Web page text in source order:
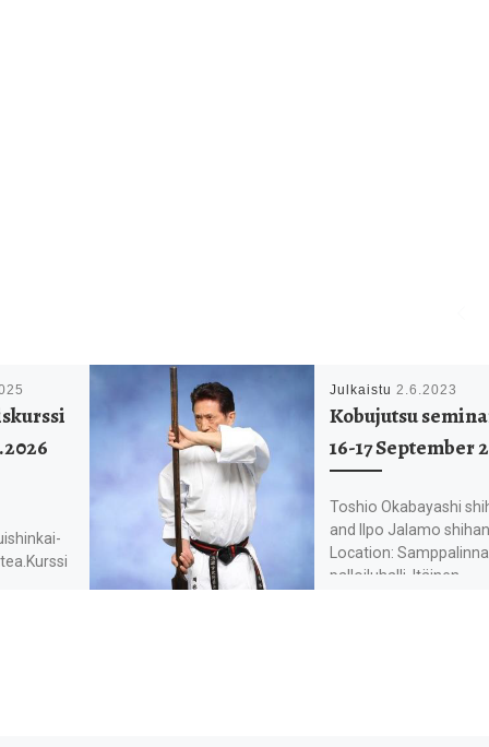
Julkaistu 2.6.2023
Kobujutsu
16-17 September
Toshio Okabayashi
and Ilpo Jalamo shihan
Location:
palloiluhalli, Itäinen